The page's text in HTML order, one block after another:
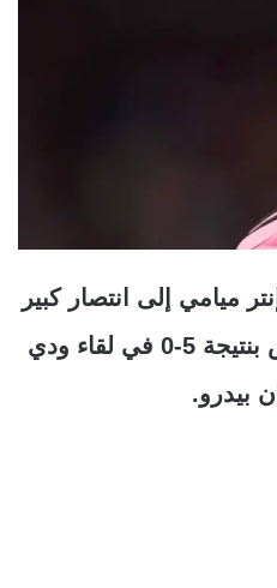
ميامي إلى انتصار كبير
على أولمبيا من هندوراس بنتيجة 5-0 في لقاء ودي
بيدرو.